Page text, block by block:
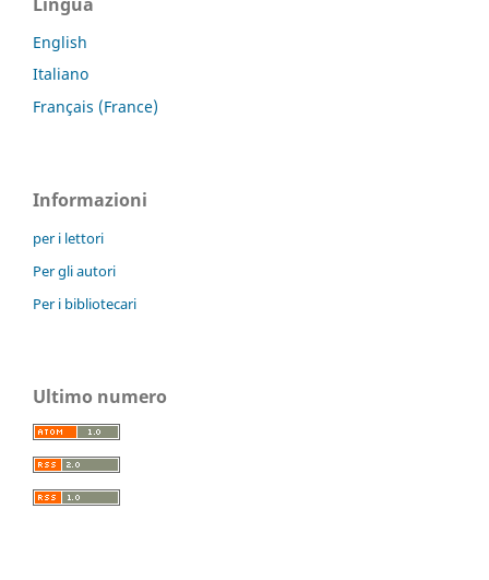
English
Italiano
Français (France)
Informazioni
per i lettori
Per gli autori
Per i bibliotecari
Ultimo numero